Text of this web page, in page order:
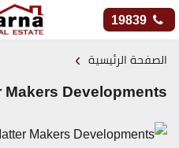
19839
الصفحة الرئيسية ›
Makers Developments